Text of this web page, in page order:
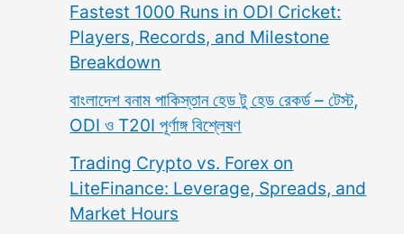
Fastest 1000 Runs in ODI Cricket:
Players, Records, and Milestone
Breakdown
বাংলাদেশ বনাম পাকিস্তান হেড টু হেড রেকর্ড – টেস্ট,
ODI ও T20I পূর্ণাঙ্গ বিশ্লেষণ
Trading Crypto vs. Forex on
LiteFinance: Leverage, Spreads, and
Market Hours